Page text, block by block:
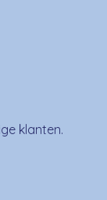
klanten.